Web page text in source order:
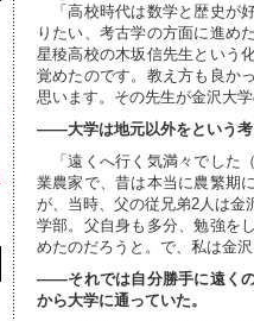
「高校時代は数学と歴史が
りたい、考古学の方面に進め
星稜高校の木坂信先生という
覚めたのです。教え方も良か
思います。その先生が金沢大
――大学は地元以外をという考
「遠くへ行く気満々でした
業農家で、昔は本当に農繁期
が、当時、父の従兄弟2人は金
学部。父自身も多分、勉強を
めたのだろうと。で、私は金
――それでは自分勝手に遠く
から大学に通っていた。